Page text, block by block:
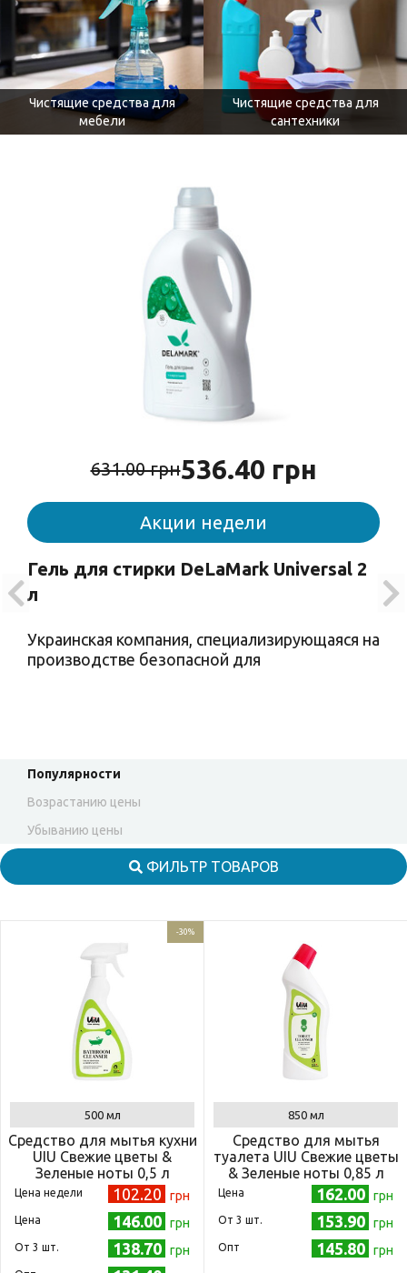
Чистящие средства для
мебели
Чистящие средства для
сантехники
631.00 грн536.40 грн
Акции недели
Гель для стирки DeLaMark Universal 2
л
Украинская компания, специализирующаяся на
производстве безопасной для
Популярности
Возрастанию цены
Убыванию цены
ФИЛЬТР ТОВАРОВ
-30%
500 мл
Средство для мытья кухни
UIU Свежие цветы &
Зеленые ноты 0,5 л
Цена недели 102.20 грн
Цена 146.00 грн
Oт 3 шт. 138.70 грн
850 мл
Средство для мытья
туалета UIU Свежие цветы
& Зеленые ноты 0,85 л
Цена 162.00 грн
Oт 3 шт. 153.90 грн
Опт 145.80 грн